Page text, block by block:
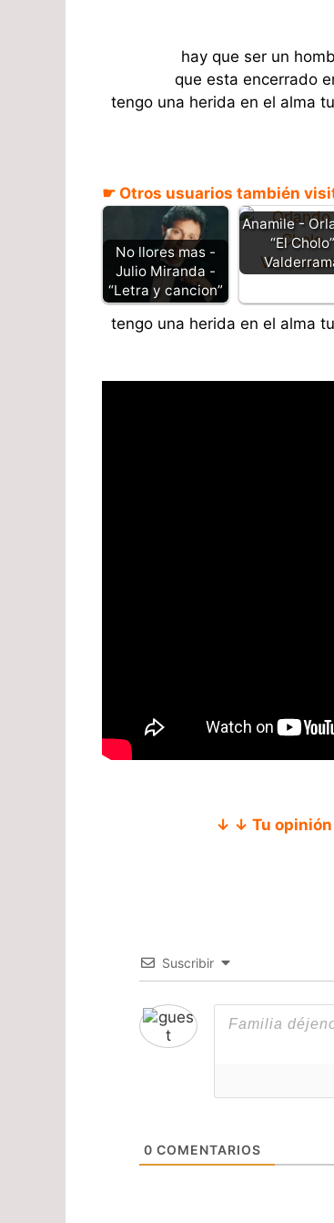
hay que ser un
que esta encerrado
tengo una herida en el alma
☛ Otros usuarios también
No llores mas -
Julio Miranda -
“Letra y cancion”
Anamile -
“El Cholo”
tengo una herida en el alma
↓ ↓ Tu
Suscribir
0 COMENTARIOS